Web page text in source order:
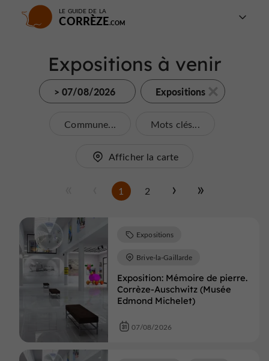
LE GUIDE DE LA
CORRÈZE
Expositions à venir
> 07/08/2026 Expositions
Commune... Mots clés...
Afficher la carte
1 2
Exposition: Mémoire de pierre.
Corrèze-Auschwitz (Musée
Edmond Michelet)
Expositions
Brive-la-Gaillarde
07/08/2026